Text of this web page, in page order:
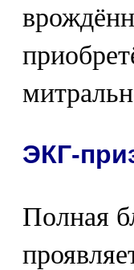
ЭКГ-
Полная